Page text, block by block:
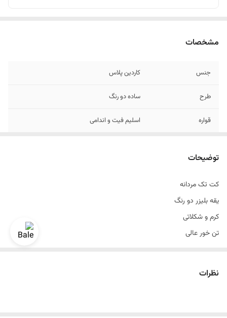
مشخصات
جنس کاردین پلاس
طرح ساده دو رنگ
قواره اسلیم فیت و اندامی
موارد استفاده
نحوه بستن
توضیحات
کت تک مردانه
یقه بلیزر دو رنگ
کرم و شکلاتی
تن خور عالی
نظرات